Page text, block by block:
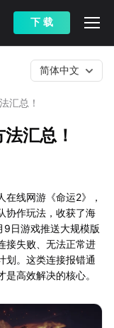
下 载
汇总！
简体中文
汇总！
线网游《命运2》，
协作玩法，收获了海
9日游戏推送大规模版
接失败、无法正常进
划。这类连接报错通
高效解决的核心。